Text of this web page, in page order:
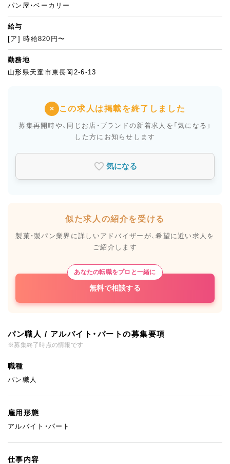
パン屋・ベーカリー
給与
[ア] 時給820円〜
勤務地
山形県天童市東長岡2-6-13
× この求人は掲載を終了しました
募集再開時や、同じお店・ブランドの新着求人を 「気になる」
した方にお知らせします
気になる
似た求人の紹介を受ける
製菓・製パン業界に詳しいアドバイザーが、希望に近い求人を
ご紹介します
あなたの転職をプロと一緒に
無料で相談する
パン職人 / アルバイト・パートの募集要項
※募集終了時点の情報です
職種
パン職人
雇用形態
アルバイト・パート
仕事内容